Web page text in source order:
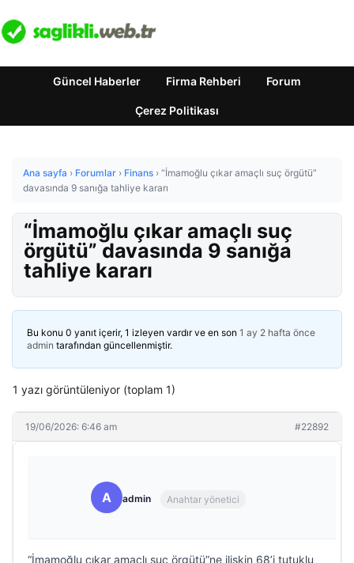
Güncel Haberler Firma Rehberi Forum
Çerez Politikası
Ana sayfa › Forumlar › Finans › “İmamoğlu çıkar amaçlı suç örgütü”
davasında 9 sanığa tahliye kararı
“İmamoğlu çıkar amaçlı suç
örgütü” davasında 9 sanığa
tahliye kararı
Bu konu 0 yanıt içerir, 1 izleyen vardır ve en son 1 ay 2 hafta önce
admin tarafından güncellenmiştir.
1 yazı görüntüleniyor (toplam 1)
19/06/2026: 6:46 am #22892
A admin Anahtar yönetici
“İmamoğlu çıkar amaçlı suç örgütü”ne ilişkin 68’i tutuklu